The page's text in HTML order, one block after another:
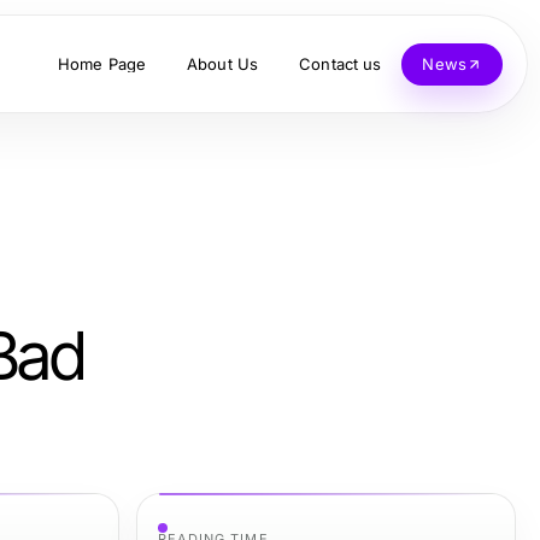
Home Page About Us Contact us News